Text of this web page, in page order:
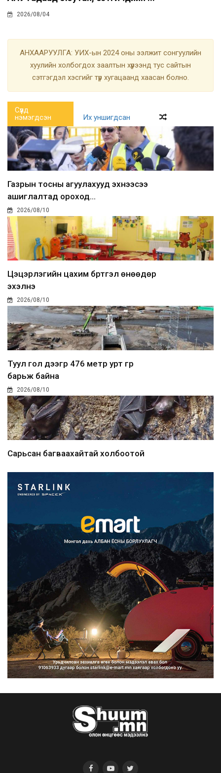
2026/08/04
АНХААРУУЛГА: УИХ-ын 2024 оны ээлжит сонгуулийн
хуулийн холбогдох заалтын хүрээнд тус сайтын
сэтгэгдэл хэсгийг түр хугацаанд хаасан болно.
Сүүлд
нэмэгдсэн
Их уншигдсан
Газрын тосны агуулахууд эхнээсээ
ашиглалтад ороход...
2026/08/10
Цэцэрлэгийн цахим бүртгэл өнөөдөр
эхэлнэ
2026/08/10
Туул гол дээгүүр 476 метр урт гүүр
барьж байна
2026/08/10
Сарьсан багваахайтай холбоотой
Улсын дугаарын тэгш, сондгойгоор
ангилан хөдөлгөөн...
2026/08/10
Нарантуул, Дүнжингарав, Шинэ 100
айл худалдааны тө...
2026/08/10
КОП17-д ажиллах онцгой байдлын
бүрэлдэхүүн хамтарс...